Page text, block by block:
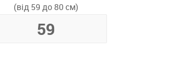
(від 59 до 80 см)